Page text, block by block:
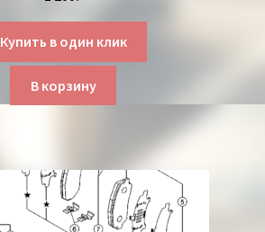
Купить в один клик
В корзину